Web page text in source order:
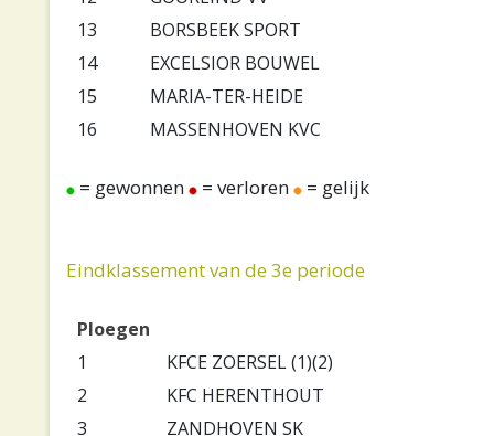
13
BORSBEEK SPORT
14
EXCELSIOR BOUWEL
15
MARIA-TER-HEIDE
16
MASSENHOVEN KVC
= gewonnen = verloren = gelijk
Eindklassement van de 3e periode
Ploegen
1
KFCE ZOERSEL (1)(2)
2
KFC HERENTHOUT
3
ZANDHOVEN SK